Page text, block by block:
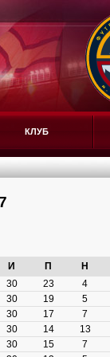
КЛУБ
И П
Н
30 23
4
30 19
5
30 17
7
30 14
13
30 15
7